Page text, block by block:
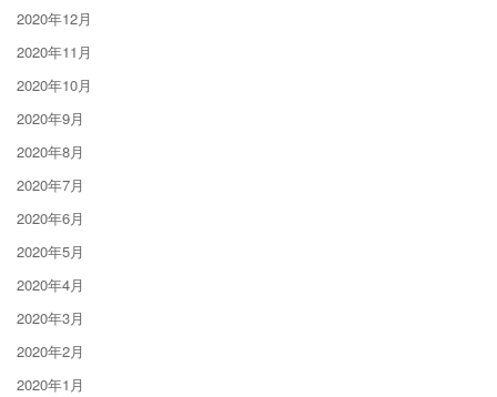
2020年12月
2020年11月
2020年10月
2020年9月
2020年8月
2020年7月
2020年6月
2020年5月
2020年4月
2020年3月
2020年2月
2020年1月